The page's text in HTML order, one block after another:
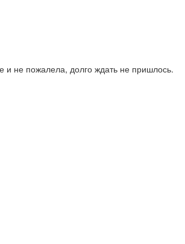
и не пожалела, долго ждать не пришлось.